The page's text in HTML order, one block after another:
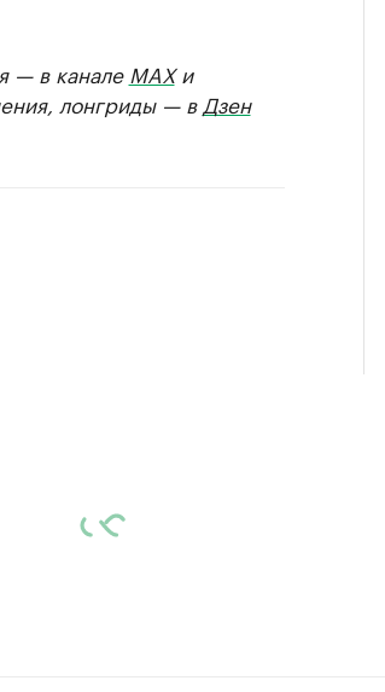
— в канале MAXи
лонгриды — в Дзен